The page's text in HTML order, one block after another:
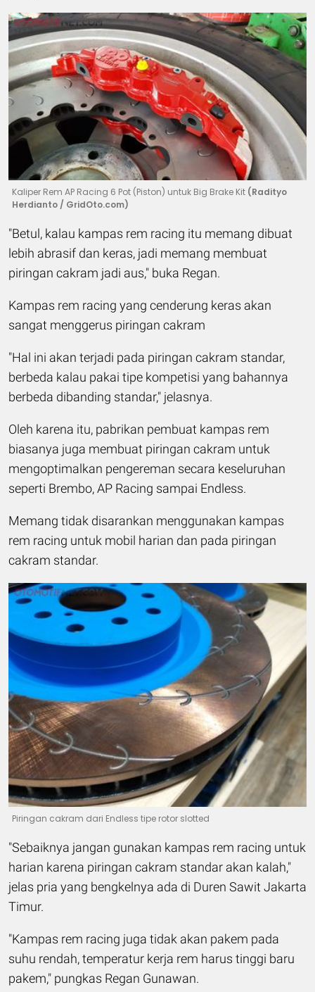
Kaliper Rem AP Racing 6 Pot (Piston) untuk Big Brake Kit (Radityo
Herdianto / GridOto.com)
"Betul, kalau kampas rem racing itu memang dibuat
lebih abrasif dan keras, jadi memang membuat
piringan cakram jadi aus," buka Regan.
Kampas rem racing yang cenderung keras akan
sangat menggerus piringan cakram
"Hal ini akan terjadi pada piringan cakram standar,
berbeda kalau pakai tipe kompetisi yang bahannya
berbeda dibanding standar," jelasnya.
Oleh karena itu, pabrikan pembuat kampas rem
biasanya juga membuat piringan cakram untuk
mengoptimalkan pengereman secara keseluruhan
seperti Brembo, AP Racing sampai Endless.
Memang tidak disarankan menggunakan kampas
rem racing untuk mobil harian dan pada piringan
cakram standar.
Piringan cakram dari Endless tipe rotor slotted
"Sebaiknya jangan gunakan kampas rem racing untuk
harian karena piringan cakram standar akan kalah,"
jelas pria yang bengkelnya ada di Duren Sawit Jakarta
Timur.
"Kampas rem racing juga tidak akan pakem pada
suhu rendah, temperatur kerja rem harus tinggi baru
pakem," pungkas Regan Gunawan.